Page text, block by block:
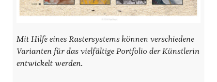
Mit Hilfe eines Rastersystems können verschiedene
Varianten für das vielfältige Portfolio der Künstlerin
entwickelt werden.